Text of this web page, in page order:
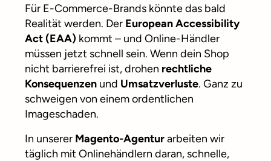
Für E-Commerce-Brands könnte das bald
Realität werden. Der European Accessibility
Act (EAA) kommt – und Online-Händler
müssen jetzt schnell sein. Wenn dein Shop
nicht barrierefrei ist, drohen rechtliche
Konsequenzen und Umsatzverluste. Ganz zu
schweigen von einem ordentlichen
Imageschaden.
In unserer Magento-Agenturarbeiten wir
täglich mit Onlinehändlern daran, schnelle,